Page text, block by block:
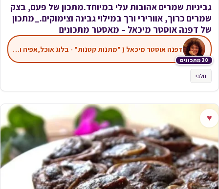
גביניות שמרים אהובות עלי במיוחד.מתכון של פעם, בצק
שמרים כרוך, אוורירי ורך במילוי גבינה וצימוקים._מתכון
של דפנה אוסטר מיכאל – מאסטר מתכונים
20 מתכונים
דפנה אוסטר מיכאל ( "מתנות קטנות" - בלוג אוכל,אפיה ועוד)
חלבי
♥